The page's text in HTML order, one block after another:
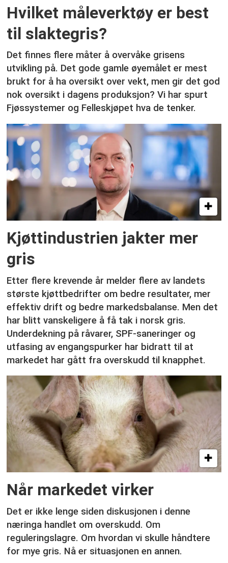
Hvilket måleverktøy er best
til slaktegris?
Det finnes flere måter å overvåke grisens
utvikling på. Det gode gamle øyemålet er mest
brukt for å ha oversikt over vekt, men gir det god
nok oversikt i dagens produksjon? Vi har spurt
Fjøssystemer og Felleskjøpet hva de tenker.
Kjøttindustrien jakter mer
gris
Etter flere krevende år melder flere av landets
største kjøttbedrifter om bedre resultater, mer
effektiv drift og bedre markedsbalanse. Men det
har blitt vanskeligere å få tak i norsk gris.
Underdekning på råvarer, SPF-saneringer og
utfasing av engangspurker har bidratt til at
markedet har gått fra overskudd til knapphet.
Når markedet virker
Det er ikke lenge siden diskusjonen i denne
næringa handlet om overskudd. Om
reguleringslagre. Om hvordan vi skulle håndtere
for mye gris. Nå er situasjonen en annen.